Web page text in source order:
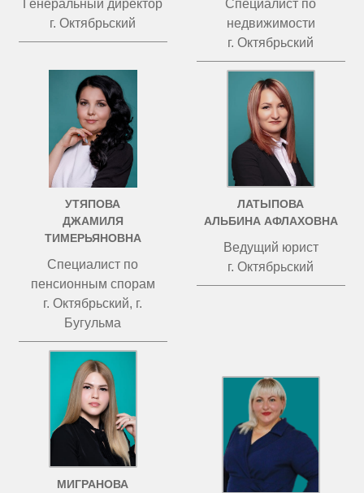
Генеральный директор
г. Октябрьский
Специалист по
недвижимости
г. Октябрьский
УТЯПОВА
ДЖАМИЛЯ
ТИМЕРЬЯНОВНА
Специалист по
пенсионным спорам
г. Октябрьский, г.
Бугульма
ЛАТЫПОВА
АЛЬБИНА АФЛАХОВНА
Ведущий юрист
г. Октябрьский
МИГРАНОВА
ЧИСТОВА